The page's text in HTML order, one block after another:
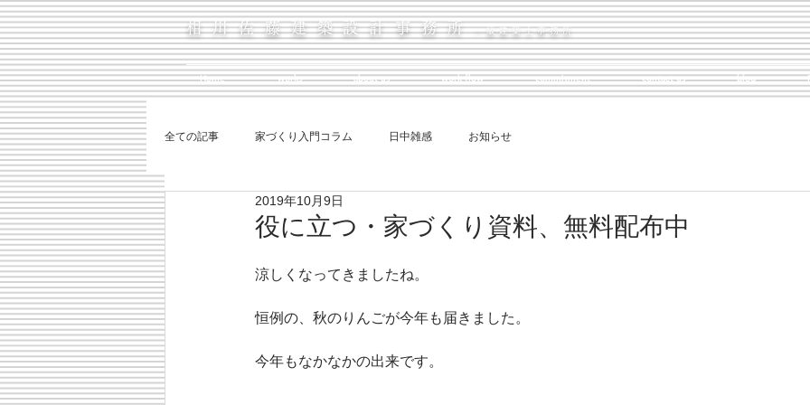
相川佐藤建築設計事務所一級建築士事務所
Home works about us work flow commitment contact us blog
全ての記事 家づくり入門コラム 日中雑感 お知らせ
役に立つ・家づくり資料、無料配布中
2019年10月9日
涼しくなってきましたね。
恒例の、秋のりんごが今年も届きました。
今年もなかなかの出来です。